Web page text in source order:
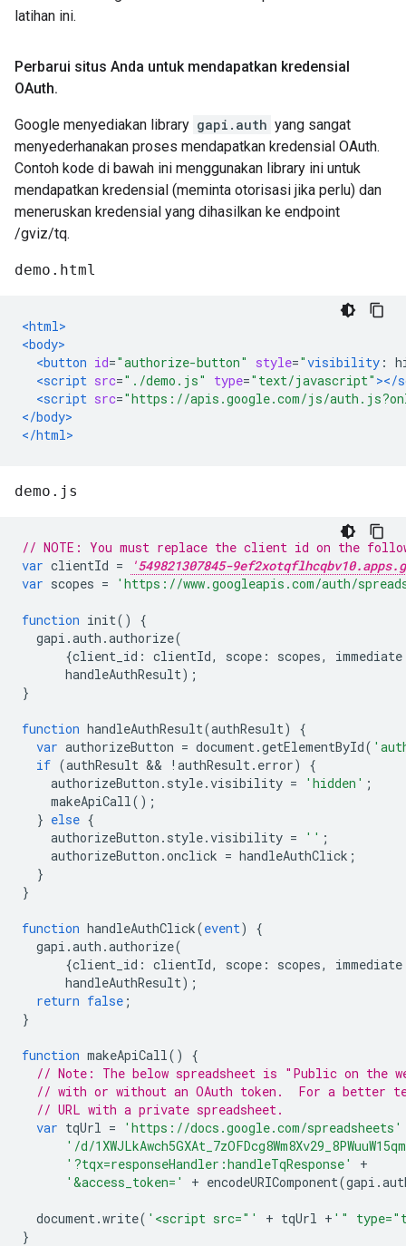
latihan ini.
Perbarui situs Anda untuk mendapatkan kredensial
OAuth.
Google menyediakan library gapi.auth yang sangat
menyederhanakan proses mendapatkan kredensial OAuth.
Contoh kode di bawah ini menggunakan library ini untuk
mendapatkan kredensial (meminta otorisasi jika perlu) dan
meneruskan kredensial yang dihasilkan ke endpoint
/gviz/tq.
demo.html
<html>
<body>
<button id="authorize-button" style="visibility :
<script src="./demo.js" type="text/javascript" ></
<script src="https://apis.google.com/js/
</body>
</html>
demo.js
// NOTE: You must replace the client id on the
var clientId =
'549821307845-
var scopes = 'https://www.googleapis.com/auth/
function init()
{
gapi .auth .authorize(
{client_id : clientId, scope : scopes, immediate
handleAuthResult);
}
function handleAuthResult(authResult)
{
var authorizeButton = document .getElementById(
if (authResult && ! authResult . error)
{
authorizeButton . style.visibility = 'hidden' ;
makeApiCall ();
} else {
authorizeButton . style.visibility = '' ;
authorizeButton .onclick = handleAuthClick ;
}
}
function handleAuthClick(event)
{
gapi .auth .authorize(
{client_id : clientId, scope : scopes, immediate
handleAuthResult);
return false ;
}
function makeApiCall ()
{
// Note: The below spreadsheet is "Public on the
// with or without an OAuth token.  For a better
// URL with a private spreadsheet.
var tqUrl =
'https://docs.google.com/spreadsheets'
'/d/
'?tqx=responseHandler:handleTqResponse'
+
'&access_token='
+ encodeURIComponent(gapi .
document .write( '<script src="' + tqUrl + '"
}